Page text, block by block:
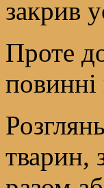
закрив
Проте
тварин,